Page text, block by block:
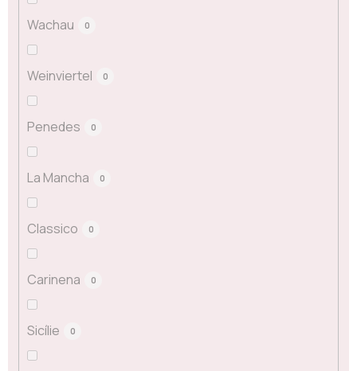
Wachau 0
Weinviertel 0
Penedes 0
La Mancha 0
Classico 0
Carinena 0
Sicílie 0